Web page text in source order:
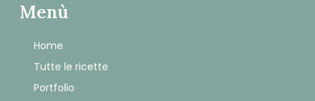
Menù
Home
Tutte le ricette
Portfolio